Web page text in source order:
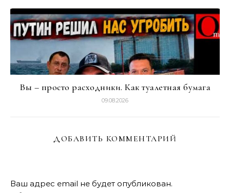
Вы – просто расходники. Как туалетная бумага
09.08.2026
ДОБАВИТЬ КОММЕНТАРИЙ
Ваш адрес email не будет опубликован.